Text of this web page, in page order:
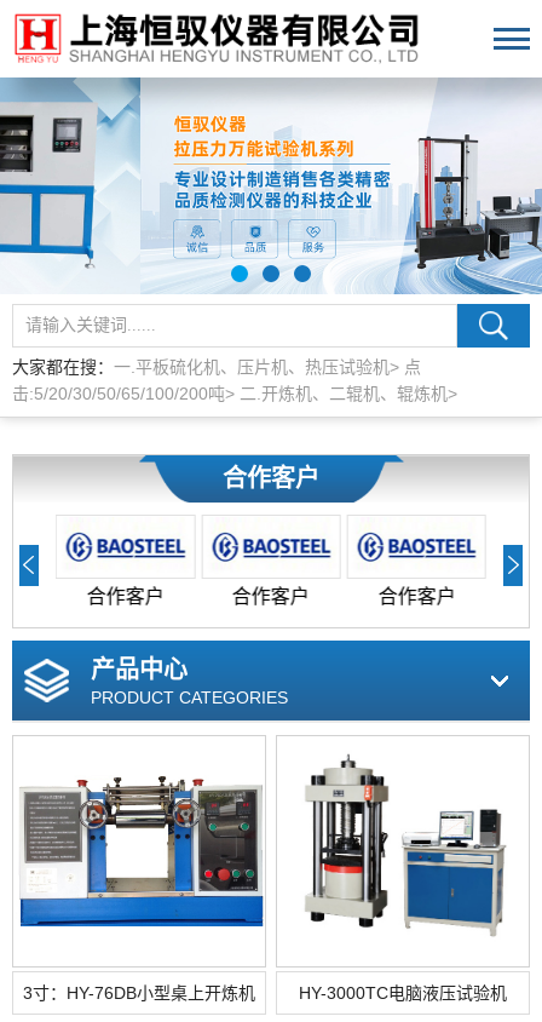
大家都在搜： 一.平板硫化机、压片机、热压试验机> 点
击:5/20/30/50/65/100/200吨> 二.开炼机、二辊机、辊炼机>
合作客户
合作客户 合作客户 合作客户
产品中心
PRODUCT CATEGORIES
3寸：HY-76DB小型桌上开炼机 HY-3000TC电脑液压试验机